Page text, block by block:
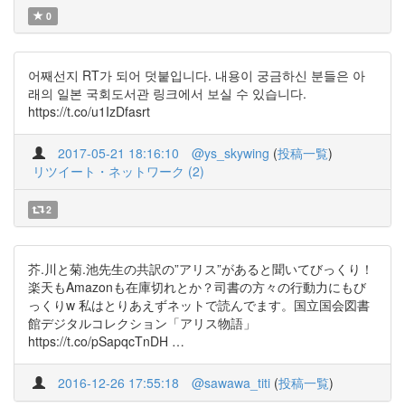
0
어째선지 RT가 되어 덧붙입니다. 내용이 궁금하신 분들은 아
래의 일본 국회도서관 링크에서 보실 수 있습니다.
https://t.co/u1IzDfasrt
2017-05-21 18:16:10 @ys_skywing (投稿一覧)
リツイート・ネットワーク (2)
2
芥.川と菊.池先生の共訳の”アリス”があると聞いてびっくり！
楽天もAmazonも在庫切れとか？司書の方々の行動力にもび
っくりw 私はとりあえずネットで読んでます。国立国会図書
館デジタルコレクション「アリス物語」
https://t.co/pSapqcTnDH …
2016-12-26 17:55:18 @sawawa_titi (投稿一覧)